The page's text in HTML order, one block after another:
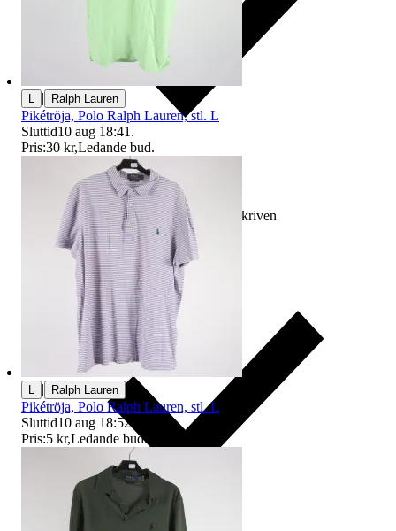
Ersättning om varan inte är som beskriven
| Ralph Lauren
Pikétröja, Polo Ralph Lauren, stl. L
Sluttid10 aug 18:41 .
Pris:30 kr,Ledande bud.
| Ralph Lauren
Pikétröja, Polo Ralph Lauren, stl. L
Sluttid10 aug 18:52
Pris:5 kr,Ledande bud.